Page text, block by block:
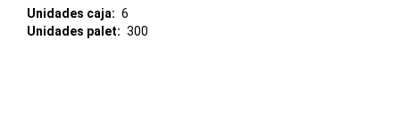
Unidades caja
6
Unidades palet
300